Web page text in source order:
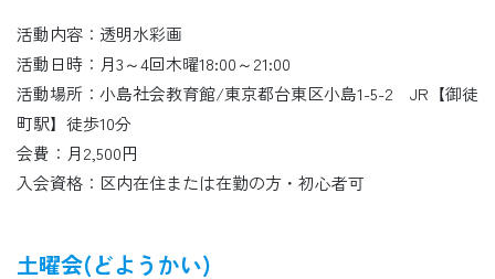
活動内容：透明水彩画
活動日時：月3～4回木曜18:00～21:00
活動場所：小島社会教育館/東京都台東区小島1-5-2 JR【御徒
町駅】徒歩10分
会費：月2,500円
入会資格：区内在住または在勤の方・初心者可
土曜会(どようかい)